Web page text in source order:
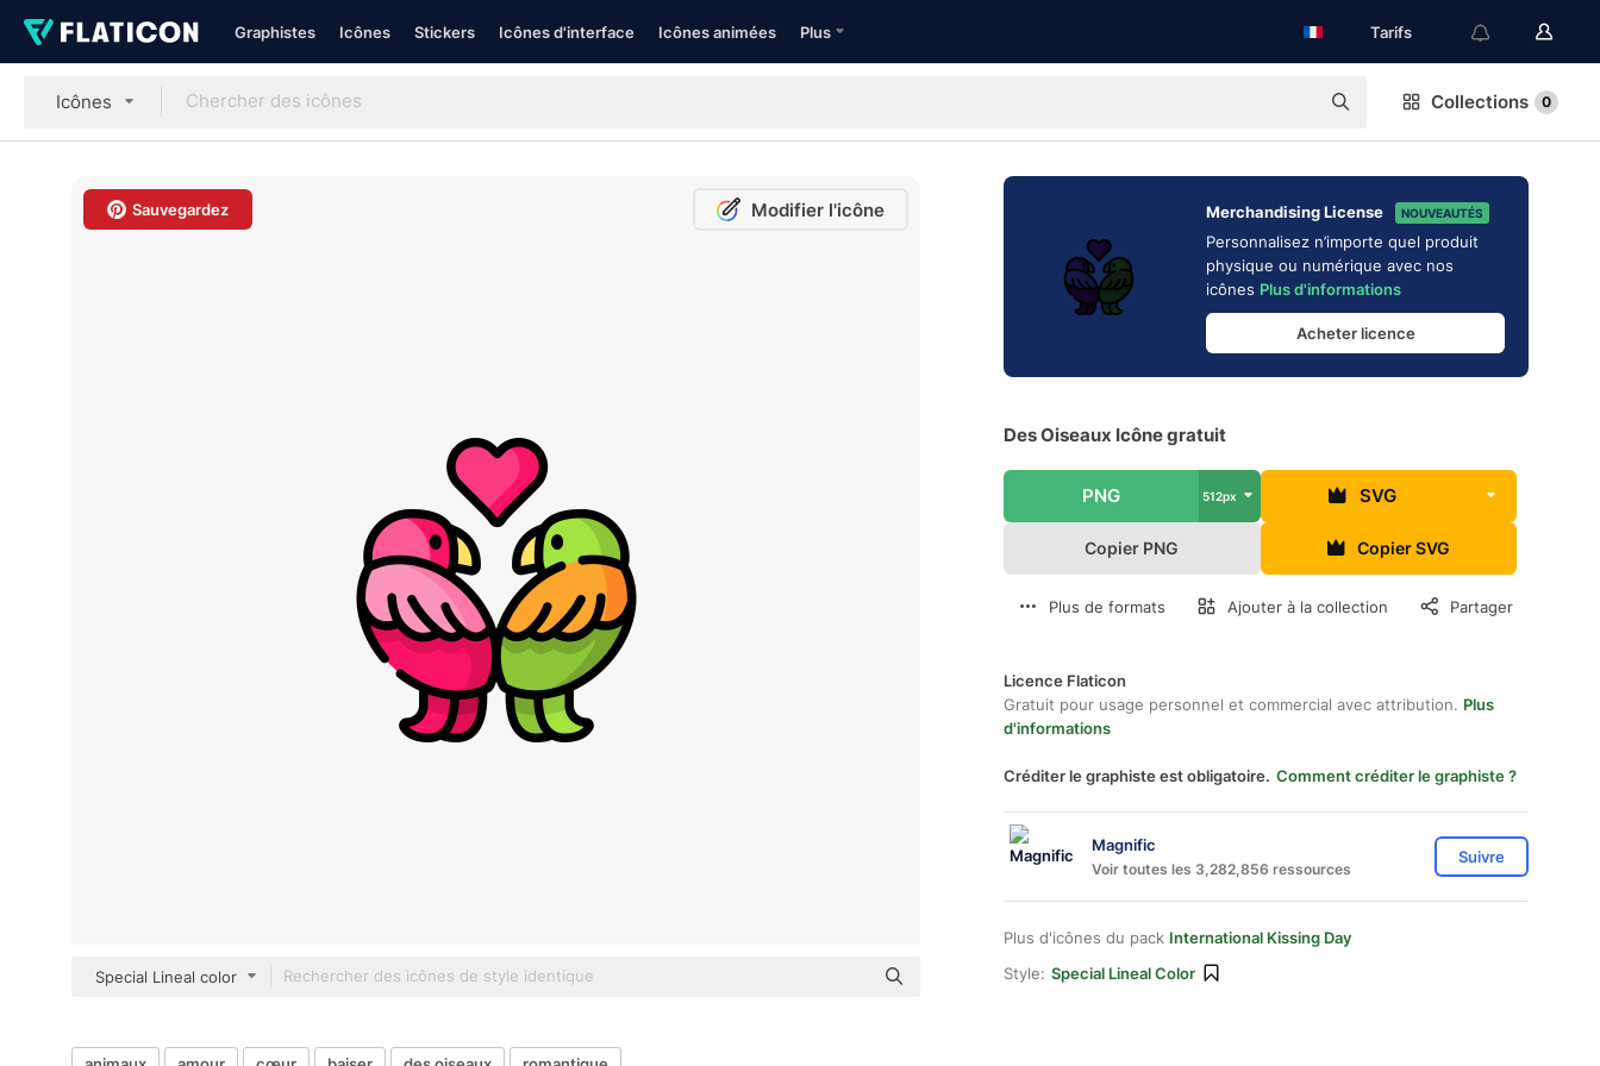
Graphistes Icônes Stickers Icônes d'interface Icônes animées Plus Tarifs
Icônes Collections 0
Sauvegardez Modifier l'icône
Special Lineal color
Merchandising License NOUVEAUTÉS
Personnalisez n’importe quel produit
physique ou numérique avec nos
icônes Plus d'informations
Acheter licence
Des Oiseaux Icône gratuit
PNG 512px SVG
Copier PNG Copier SVG
Plus de formats Ajouter à la collection Partager
Licence Flaticon
Gratuit pour usage personnel et commercial avec attribution. Plus
d'informations
Créditer le graphiste est obligatoire. Comment créditer le graphiste ?
Magnific
Voir toutes les 3,282,856 ressources
Suivre
Plus d'icônes du pack International Kissing Day
Style: Special Lineal Color